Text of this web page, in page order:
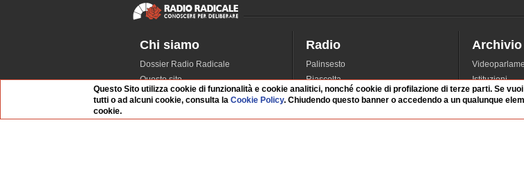
Chi siamo
Dossier Radio Radicale
Questo sito
L'Archivio
Radio
Palinsesto
Riascolta
Dirette
Archivio
Istituzioni
Dibattiti
Questo Sito utilizza cookie di funzionalità e cookie analitici, nonché cookie di profilazione di terze parti. Se
tutti o ad alcuni cookie, consulta laCookie Policy. Chiudendo questo banner o accedendo a un qualunque
cookie.